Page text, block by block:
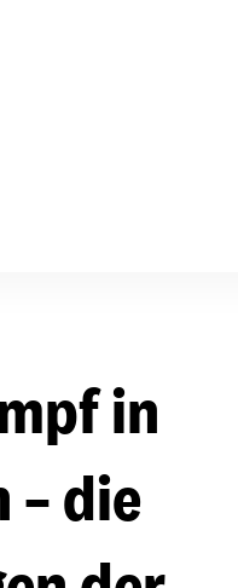
in
– die